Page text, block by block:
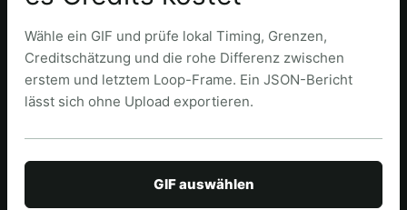
Wähle ein GIF und prüfe lokal Timing, Grenzen,
Creditschätzung und die rohe Differenz zwischen
erstem und letztem Loop-Frame. Ein JSON-Bericht
lässt sich ohne Upload exportieren.
GIF auswählen